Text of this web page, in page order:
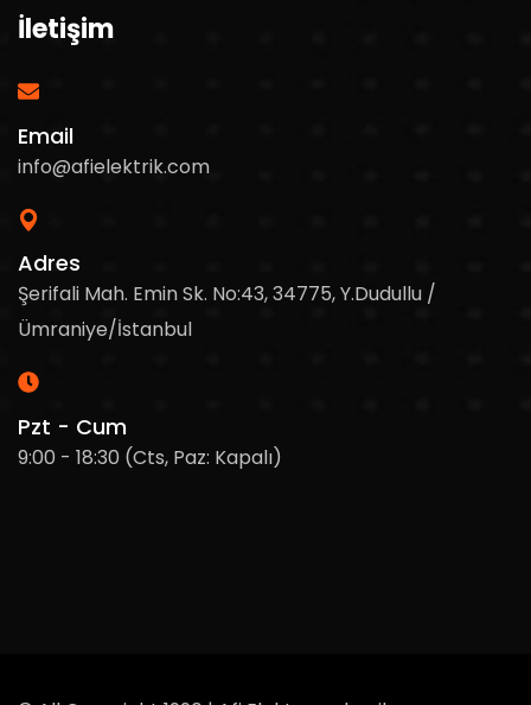
İletişim
Email
info@afielektrik.com
Adres
Şerifali Mah. Emin Sk. No:43, 34775, Y.Dudullu /
Ümraniye/İstanbul
Pzt - Cum
9:00 - 18:30 (Cts, Paz: Kapalı)